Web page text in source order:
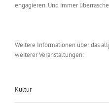
engagieren. Und immer
Weitere Informationen über das
weiterer Veranstaltungen:
Kultur